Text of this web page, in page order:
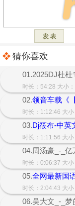
猜你喜欢
01.2025DJ杜
时长：54:28 大小
02.领音车载《
时长：1:12:46 大
03.Dj筱布-中英
时长：1:11:56 大
04.周汤豪_-_
时长：0:06:37 大
05.全网最新国
时长：2:04:43 大
06.吴大文_-_